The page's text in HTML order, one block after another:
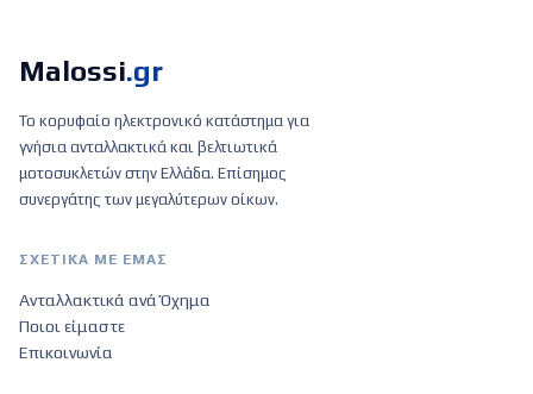
Malossi.gr
Το κορυφαίο ηλεκτρονικό κατάστημα για
γνήσια ανταλλακτικά και βελτιωτικά
μοτοσυκλετών στην Ελλάδα. Επίσημος
συνεργάτης των μεγαλύτερων οίκων.
ΣΧΕΤΙΚΆ ΜΕ ΕΜΆΣ
Ανταλλακτικά ανά Όχημα
Ποιοι είμαστε
Επικοινωνία